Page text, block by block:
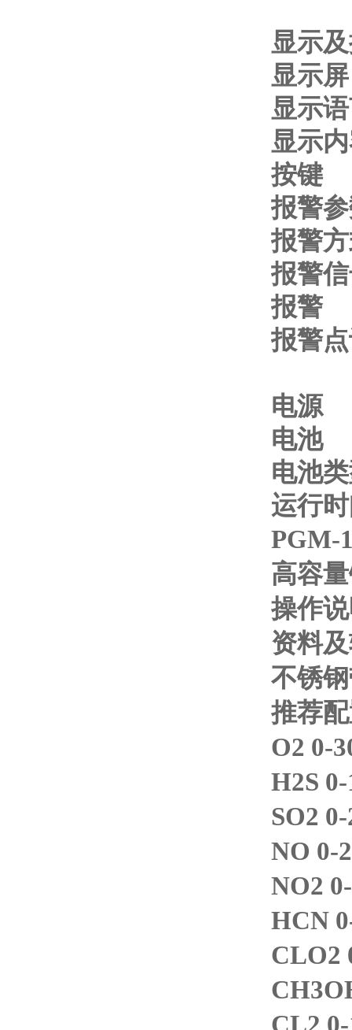
显示
显
显示
显示
按
报警
报警
报警
报警
报警
电源
电
电池
运行
PGM-
高容
操作
资料
不锈
推荐
O2 0-
H2S
SO2
NO 0-
NO2
HCN
CLO2
CL2